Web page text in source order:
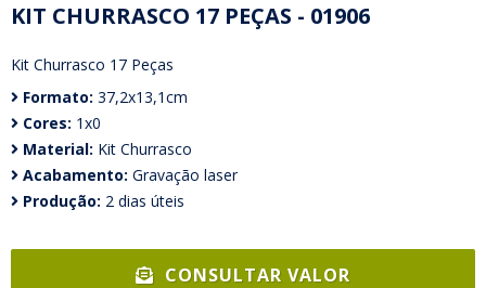
KIT CHURRASCO 17 PEÇAS - 01906
Kit Churrasco 17 Peças
Formato: 37,2x13,1cm
Cores: 1x0
Material: Kit Churrasco
Acabamento: Gravação laser
Produção: 2 dias úteis
CONSULTAR VALOR